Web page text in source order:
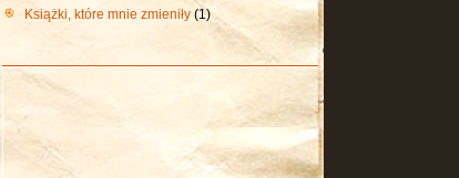
Książki, które mnie zmieniły (1)